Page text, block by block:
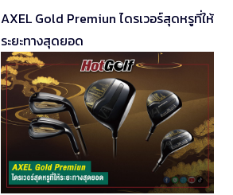
AXEL Gold Premiun ไดรเวอร์สุดหรูที่ให้
ระยะทางสุดยอด